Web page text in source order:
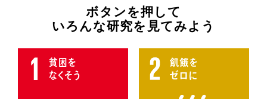
ボタンを押して
いろんな研究を見てみよう